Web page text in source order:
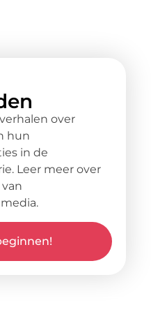
over
hun
in de
Leer meer over